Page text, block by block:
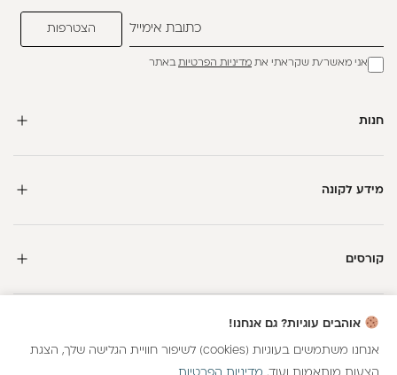
אני מאשר/ת שקראתי את מדיניות הפרטיותבאתר
חנות
מידע לקונה
קורסים
אוהבים עוגיות? גם אנחנו!
אנחנו משתמשים בעוגיות (cookies) לשיפור חוויית הגלישה שלך, הצגת